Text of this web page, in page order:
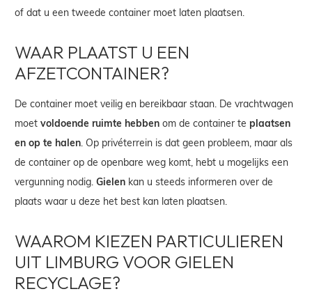
of dat u een tweede container moet laten plaatsen.
WAAR PLAATST U EEN
AFZETCONTAINER?
De container moet veilig en bereikbaar staan. De vrachtwagen
moet voldoende ruimte hebben om de container te plaatsen
en op te halen . Op privéterrein is dat geen probleem, maar als
de container op de openbare weg komt, hebt u mogelijks een
vergunning nodig. Gielen kan u steeds informeren over de
plaats waar u deze het best kan laten plaatsen.
WAAROM KIEZEN PARTICULIEREN
UIT LIMBURG VOOR GIELEN
RECYCLAGE?